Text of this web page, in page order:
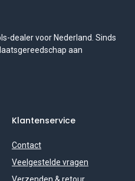
dealer voor Nederland. Sinds
aan
Klantenservice
Contact
Veelgestelde vragen
Verzenden & retour